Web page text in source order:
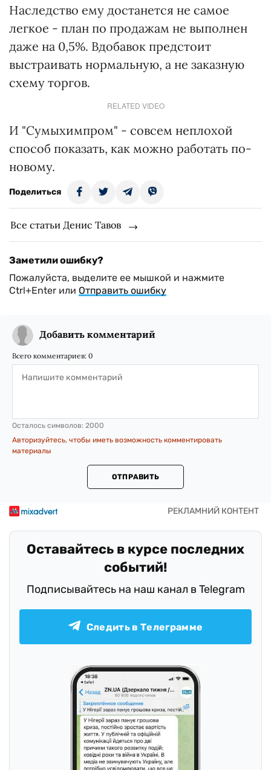
Наследство ему достанется не самое
легкое - план по продажам не выполнен
даже на 0,5%. Вдобавок предстоит
выстраивать нормальную, а не заказную
схему торгов.
RELATED VIDEO
И "Сумыхимпром" - совсем неплохой
способ показать, как можно работать по-
новому.
Поделиться
Все статьи Денис Тавов
Заметили ошибку?
Пожалуйста, выделите ее мышкой и нажмите
Ctrl+Enter или Отправить ошибку
Добавить комментарий
Всего комментариев: 0
Осталось символов: 2000
Авторизуйтесь, чтобы иметь возможность комментировать
материалы
ОТПРАВИТЬ
Оставайтесь в курсе последних
событий!
Подписывайтесь на наш канал в Telegram
Следить в Телеграмме